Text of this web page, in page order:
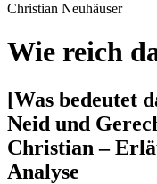
Christian Neuhäuser
Wie reich
[Was bedeutet
Neid und
Christian –
Analyse